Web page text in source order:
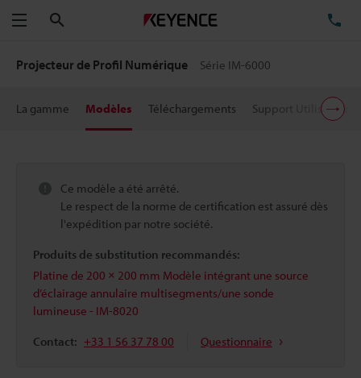
Menu
Projecteur de Profil Numérique Série IM-6000
La gamme Modèles Téléchargements Support Utilisateur
Ce modèle a été arrêté.
Le respect de la norme de certification est assuré dès
l'expédition par notre société.
Produits de substitution recommandés:
Platine de 200 × 200 mm Modèle intégrant une source
d’éclairage annulaire multisegments/une sonde
lumineuse - IM-8020
Contact: +33 1 56 37 78 00 Questionnaire